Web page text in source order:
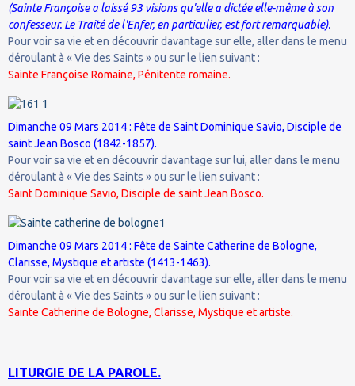
(Sainte Françoise a laissé 93 visions qu'elle a dictée elle-même à son
confesseur. Le Traité de l'Enfer, en particulier, est fort remarquable).
Pour voir sa vie et en découvrir davantage sur elle, aller dans le menu
déroulant à « Vie des Saints » ou sur le lien suivant :
Sainte Françoise Romaine, Pénitente romaine.
Dimanche 09 Mars 2014 : Fête de Saint Dominique Savio, Disciple de
saint Jean Bosco (1842-1857).
Pour voir sa vie et en découvrir davantage sur lui, aller dans le menu
déroulant à « Vie des Saints » ou sur le lien suivant :
Saint Dominique Savio, Disciple de saint Jean Bosco.
Dimanche 09 Mars 2014 : Fête de Sainte Catherine de Bologne,
Clarisse, Mystique et artiste (1413-1463).
Pour voir sa vie et en découvrir davantage sur elle, aller dans le menu
déroulant à « Vie des Saints » ou sur le lien suivant :
Sainte Catherine de Bologne, Clarisse, Mystique et artiste.
LITURGIE DE LA PAROLE.